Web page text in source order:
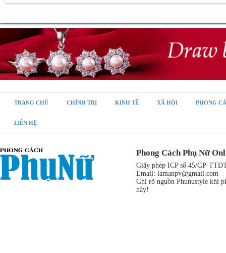
TRANG CHỦ CHÍNH TRỊ KINH TẾ XÃ HỘI PHONG
LIÊN HỆ
Phong Cách Phụ Nữ
Giấy phép ICP số 45/GP-
Email: lamanpv@gmail.com
Ghi rõ nguồn Phunustyle khi
này!